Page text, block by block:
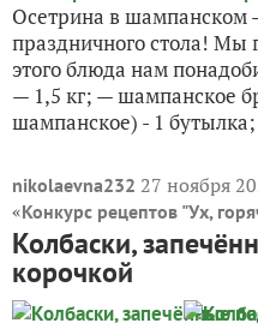
Осетрина в шампанском
праздничного стола!
этого блюда нам
— 1,5 кг; — шампанское
шампанское) - 1
nikolaevna232 27 ноября
«Конкурс рецептов "Ух,
Колбаски,
корочкой